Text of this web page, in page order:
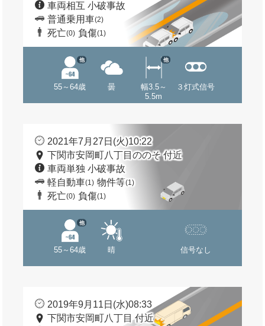
車両相互 小破事故
普通乗用車(2)
死亡(0) 負傷(1)
55～64歳
他
曇
幅3.5～
5.5m
他
３灯式信号
2021年7月27日(火)10:22
下関市安岡町八丁目ののそ 付近
車両単独 小破事故
軽自動車(1) 物件等(1)
死亡(0) 負傷(1)
55～64歳
他
晴 信号なし
2019年9月11日(水)08:33
下関市安岡町八丁目 付近